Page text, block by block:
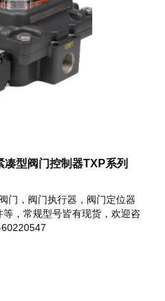
型阀门控制器TXP系列
门，阀门执行器，阀门定位器
，常规型号皆有现货，欢迎咨